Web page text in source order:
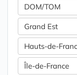
DOM/TOM
Grand Est
Hauts-de-
Île-de-France